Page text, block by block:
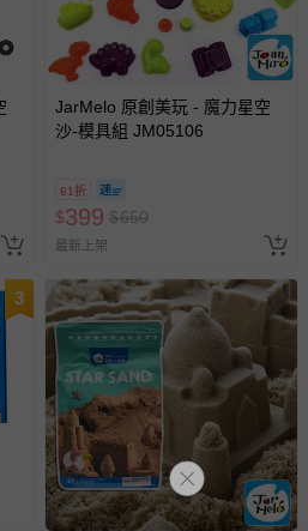
JarMelo 原創美玩 - 魔力星空
沙-模具組 JM05106
61折
$399 $650
最新上架
3